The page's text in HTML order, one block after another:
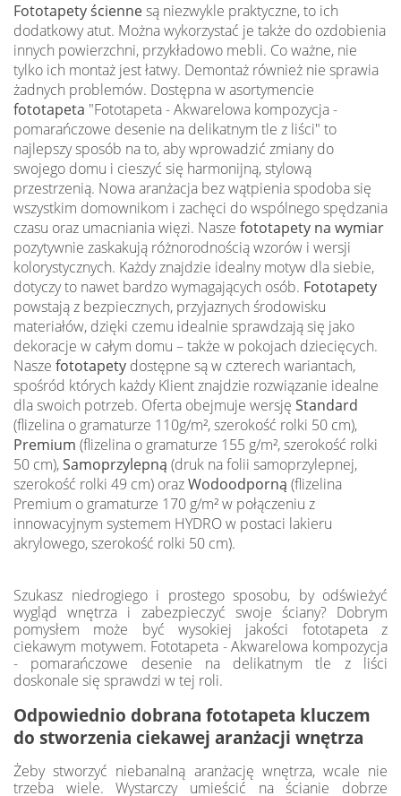
Fototapety ściennesą niezwykle praktyczne, to ich
dodatkowy atut. Można wykorzystać je także do ozdobienia
innych powierzchni, przykładowo mebli. Co ważne, nie
tylko ich montaż jest łatwy. Demontaż również nie sprawia
żadnych problemów. Dostępna w asortymencie
fototapeta "Fototapeta - Akwarelowa kompozycja -
pomarańczowe desenie na delikatnym tle z liści" to
najlepszy sposób na to, aby wprowadzić zmiany do
swojego domu i cieszyć się harmonijną, stylową
przestrzenią. Nowa aranżacja bez wątpienia spodoba się
wszystkim domownikom i zachęci do wspólnego spędzania
czasu oraz umacniania więzi. Nasze fototapety na wymiar
pozytywnie zaskakują różnorodnością wzorów i wersji
kolorystycznych. Każdy znajdzie idealny motyw dla siebie,
dotyczy to nawet bardzo wymagających osób. Fototapety
powstają z bezpiecznych, przyjaznych środowisku
materiałów, dzięki czemu idealnie sprawdzają się jako
dekoracje w całym domu – także w pokojach dziecięcych.
Nasze fototapety dostępne są w czterech wariantach,
spośród których każdy Klient znajdzie rozwiązanie idealne
dla swoich potrzeb. Oferta obejmuje wersję Standard
(flizelina o gramaturze 110g/m², szerokość rolki 50 cm),
Premium (flizelina o gramaturze 155 g/m², szerokość rolki
50 cm),Samoprzylepną (druk na folii samoprzylepnej,
szerokość rolki 49 cm) orazWodoodporną (flizelina
Premium o gramaturze 170 g/m² w połączeniu z
innowacyjnym systemem HYDRO w postaci lakieru
akrylowego, szerokość rolki 50 cm).
Szukasz niedrogiego i prostego sposobu, by odświeżyć
wygląd wnętrza i zabezpieczyć swoje ściany? Dobrym
pomysłem może być wysokiej jakości fototapeta z
ciekawym motywem. Fototapeta - Akwarelowa kompozycja
- pomarańczowe desenie na delikatnym tle z liści
doskonale się sprawdzi w tej roli.
Odpowiednio dobrana fototapeta kluczem
do stworzenia ciekawej aranżacji wnętrza
Żeby stworzyć niebanalną aranżację wnętrza, wcale nie
trzeba wiele. Wystarczy umieścić na ścianie dobrze